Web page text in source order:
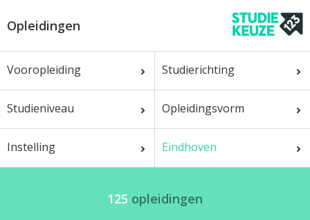
Opleidingen
Vooropleiding Studierichting
Studieniveau Opleidingsvorm
Instelling Eindhoven
125 opleidingen